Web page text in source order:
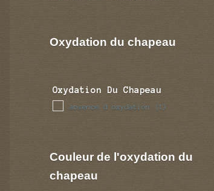
Oxydation du chapeau
Oxydation Du Chapeau
absence d oxydation (1)
Couleur de l'oxydation du
chapeau